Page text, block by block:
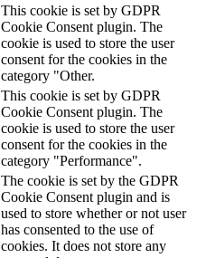
This cookie is set by GDPR
Cookie Consent plugin. The
cookie is used to store the user
consent for the cookies in the
category "Other.
This cookie is set by GDPR
Cookie Consent plugin. The
cookie is used to store the user
consent for the cookies in the
category "Performance".
The cookie is set by the GDPR
Cookie Consent plugin and is
used to store whether or not user
has consented to the use of
cookies. It does not store any